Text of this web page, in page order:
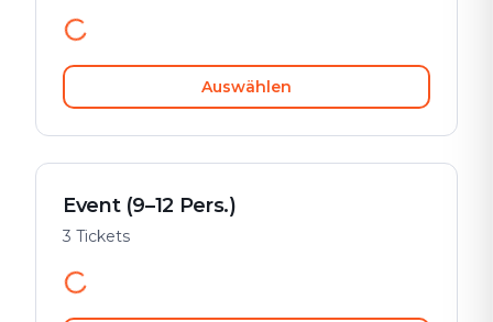
Auswählen
Event (9–12 Pers.)
3 Tickets